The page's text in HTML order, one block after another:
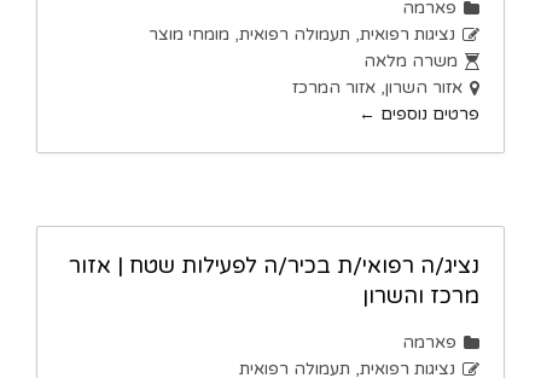
פארמה
נציגות רפואית תעמולה רפואית מומחי מוצר
משרה מלאה
אזור השרון אזור המרכז
פרטים נוספים
נציג/ה רפואי/ת בכיר/ה לפעילות שטח | אזור
מרכז והשרון
פארמה
נציגות רפואית תעמולה רפואית